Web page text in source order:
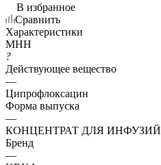
В избранное
Сравнить
Характеристики
МНН
?
Действующее вещество
—
Ципрофлоксацин
Форма выпуска
—
КОНЦЕНТРАТ ДЛЯ ИНФУЗИЙ
Бренд
—